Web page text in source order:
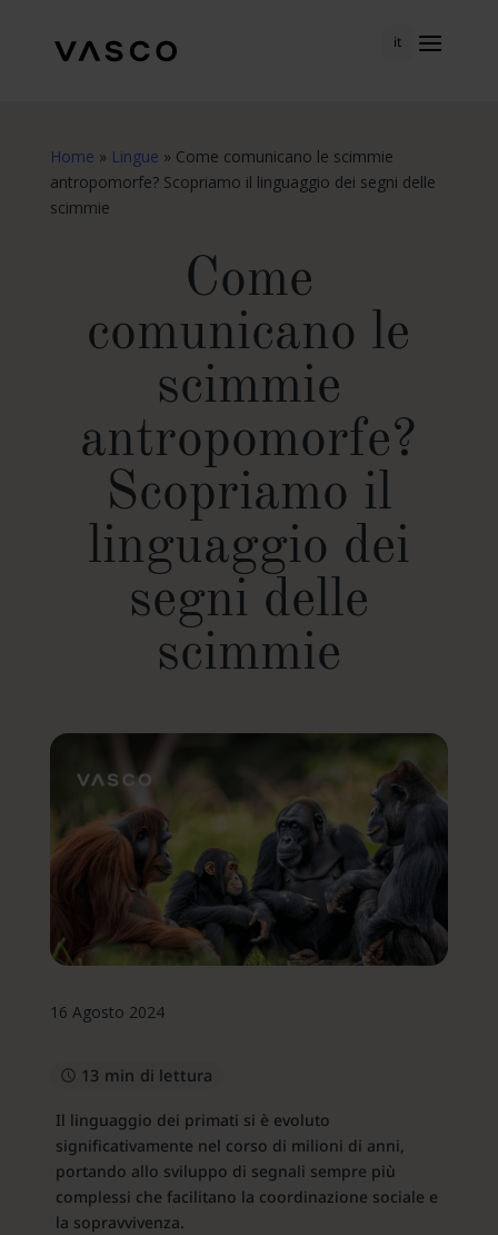
it
Home » Lingue » Come comunicano le scimmie
antropomorfe? Scopriamo il linguaggio dei segni delle
scimmie
Come
comunicano le
scimmie
antropomorfe?
Scopriamo il
linguaggio dei
segni delle
scimmie
16 Agosto 2024
13 min di lettura
Il linguaggio dei primati si è evoluto
significativamente nel corso di milioni di anni,
portando allo sviluppo di segnali sempre più
complessi che facilitano la coordinazione sociale e
la sopravvivenza.